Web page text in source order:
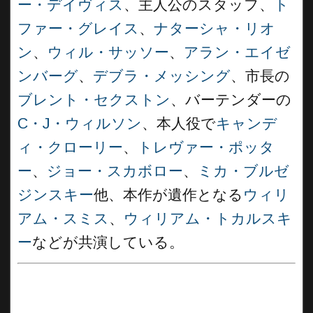
ー・デイヴィス 、主人公のスタッフ、
ト
ファー・グレイス 、 ナターシャ・リオ
ン 、 ウィル・サッソー、 アラン・エイゼ
ンバーグ、 デブラ・メッシング、市長の
ブレント・セクストン 、バーテンダーの
C・J・ウィルソン 、本人役でキャンデ
ィ・クローリー、
トレヴァー・ポッタ
ー、 ジョー・スカボロー、
ミカ・ブルゼ
ジンスキー他、本作が遺作となる ウィリ
アム・スミス 、 ウィリアム・トカルスキ
ーなどが共演している。